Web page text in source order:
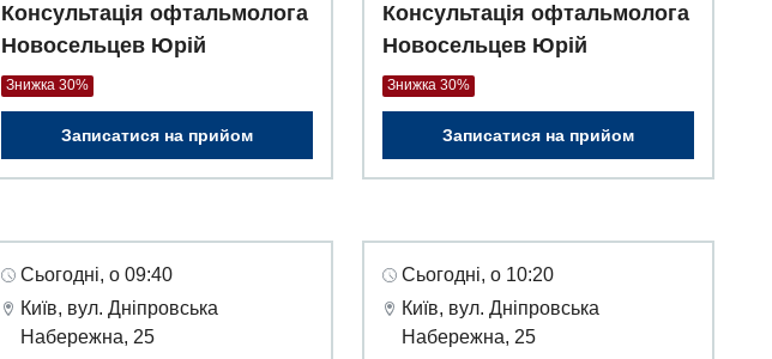
Консультація офтальмолога
Новосельцев Юрій
Знижка 30%
Записатися на прийом
Консультація офтальмолога
Новосельцев Юрій
Знижка 30%
Записатися на прийом
Сьогодні, о 09:40
Київ, вул. Дніпровська
Набережна, 25
Сьогодні, о 10:20
Київ, вул. Дніпровська
Набережна, 25